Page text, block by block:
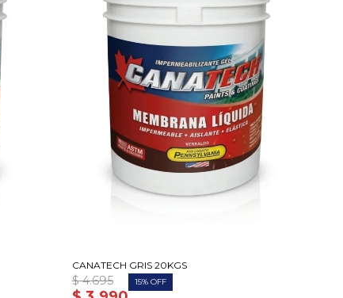
CANATECH GRIS 20KGS
$ 4.695 15